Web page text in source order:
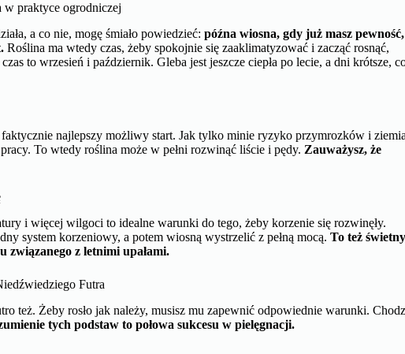
w praktyce ogrodniczej
a co nie, mogę śmiało powiedzieć:późna wiosna, gdy już masz pewność,
Roślina ma wtedy czas, żeby spokojnie się zaaklimatyzować i zacząć rosnąć,
to wrzesień i październik. Gleba jest jeszcze ciepła po lecie, a dni krótsze,
najlepszy możliwy start. Jak tylko minie ryzyko przymrozków i
To wtedy roślina może w pełni rozwinąć liście i pędy. Zauważysz, że
i więcej wilgoci to idealne warunki do tego, żeby korzenie się rozwinęły.
system korzeniowy, a potem wiosną wystrzelić z pełną mocą.To też
związanego z letnimi upałami.
Futra
też. Żeby rosło jak należy, musisz mu zapewnić odpowiednie warunki.
tych podstaw to połowa sukcesu w pielęgnacji.